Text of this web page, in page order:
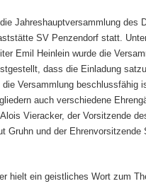
Jahreshauptversammlung des
SV Penzendorf statt.
Emil Heinlein wurde die
dass die Einladung
Versammlung beschlussfähig
auch verschiedene
Vieracker, der Vorsitzende
Gruhn und der Ehrenvorsitzende
hielt ein geistliches Wort zum